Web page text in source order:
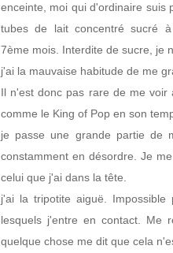
enceinte, moi qui d'ordinaire suis
tubes de lait concentré sucré
7ème mois. Interdite de sucre, je
j'ai la mauvaise habitude de me
Il n'est donc pas rare de me voir
comme le King of Pop en son
je passe une grande partie de
constamment en désordre. Je
celui que j'ai dans la tête.
j'ai la tripotite aiguë.
lesquels j'entre en contact. Me
quelque chose me dit que cela